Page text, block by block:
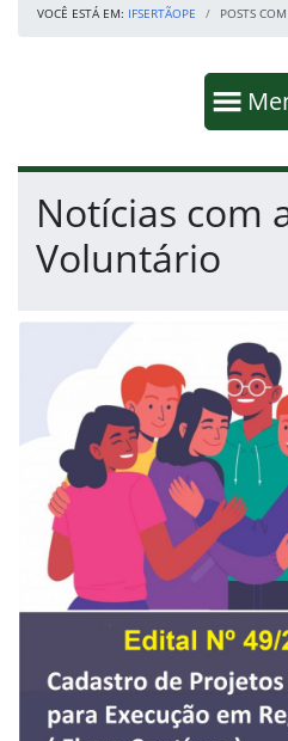
VOCÊ ESTÁ EM: IFSERTÃOPE POSTS
Fim da navegação
Início do conteúdo
Notícias com
Voluntário